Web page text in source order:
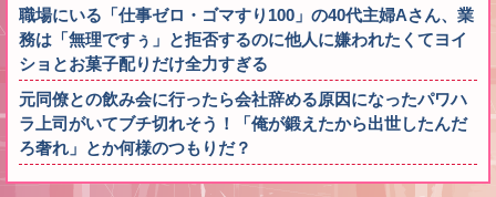
職場にいる「仕事ゼロ・ゴマすり100」の40代主婦Aさん、業
務は「無理ですぅ」と拒否するのに他人に嫌われたくてヨイ
ショとお菓子配りだけ全力すぎる
元同僚との飲み会に行ったら会社辞める原因になったパワハ
ラ上司がいてブチ切れそう！「俺が鍛えたから出世したんだ
ろ奢れ」とか何様のつもりだ？